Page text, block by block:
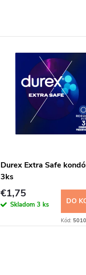
Durex Extra Safe
3ks
€1,75
Skladom 3 ks DO
Kód: